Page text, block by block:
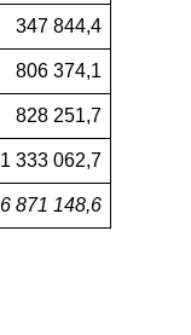
347 844,4
806 374,1
828 251,7
1 333 062,7
6 871 148,6